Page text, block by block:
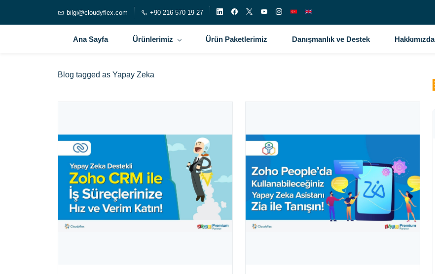
bilgi@cloudyflex.com +90 216 570 19 27
Ana Sayfa Ürünlerimiz Ürün Paketlerimiz Danışmanlık ve Destek Hakkımızda
Blog tagged as Yapay Zeka